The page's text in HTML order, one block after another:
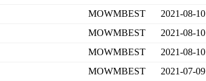
MOWMBEST 2021-08-10
MOWMBEST 2021-08-10
MOWMBEST 2021-08-10
MOWMBEST 2021-07-09